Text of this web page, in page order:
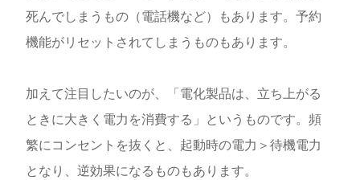
死んでしまうもの（電話機など）もあります。予約
機能がリセットされてしまうものもあります。
加えて注目したいのが、「電化製品は、立ち上がる
ときに大きく電力を消費する」というものです。頻
繁にコンセントを抜くと、起動時の電力＞待機電力
となり、逆効果になるものもあります。